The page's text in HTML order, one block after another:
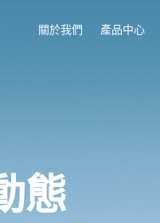
關於我們 產品中心
態